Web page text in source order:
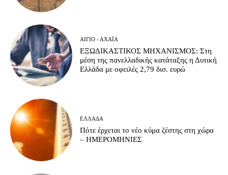
ΑΊΓΙΟ - ΑΧΑΪ́Α
ΕΞΩΔΙΚΑΣΤΙΚΟΣ ΜΗΧΑΝΙΣΜΟΣ: Στη
μέση της πανελλαδικής κατάταξης η Δυτική
Ελλάδα με οφειλές 2,79 δισ. ευρώ
ΕΛΛΆΔΑ
Πότε έρχεται το νέο κύμα ζέστης στη χώρα
– ΗΜΕΡΟΜΗΝΙΕΣ